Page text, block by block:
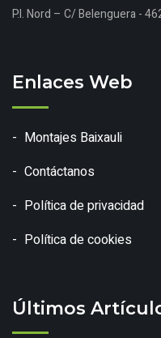
P.I. Nord – C/ Belenguera -
Enlaces Web
Montajes Baixauli
Contáctanos
Política de privacidad
Política de cookies
Últimos